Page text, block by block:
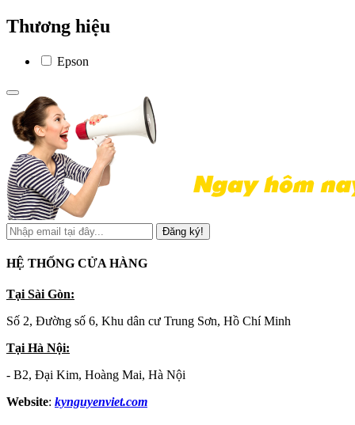
Thương hiệu
Epson
Đăng ký!
HỆ THỐNG CỬA HÀNG
Tại Sài Gòn:
Số 2, Đường số 6, Khu dân cư Trung Sơn, Hồ Chí Minh
Tại Hà Nội:
- B2, Đại Kim, Hoàng Mai, Hà Nội
Website: kynguyenviet.com